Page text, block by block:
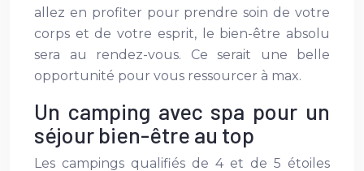
allez en profiter pour prendre soin de votre
corps et de votre esprit, le bien-être absolu
sera au rendez-vous. Ce serait une belle
opportunité pour vous ressourcer à max.
Un camping avec spa pour un
séjour bien-être au top
Les campings qualifiés de 4 et de 5 étoiles